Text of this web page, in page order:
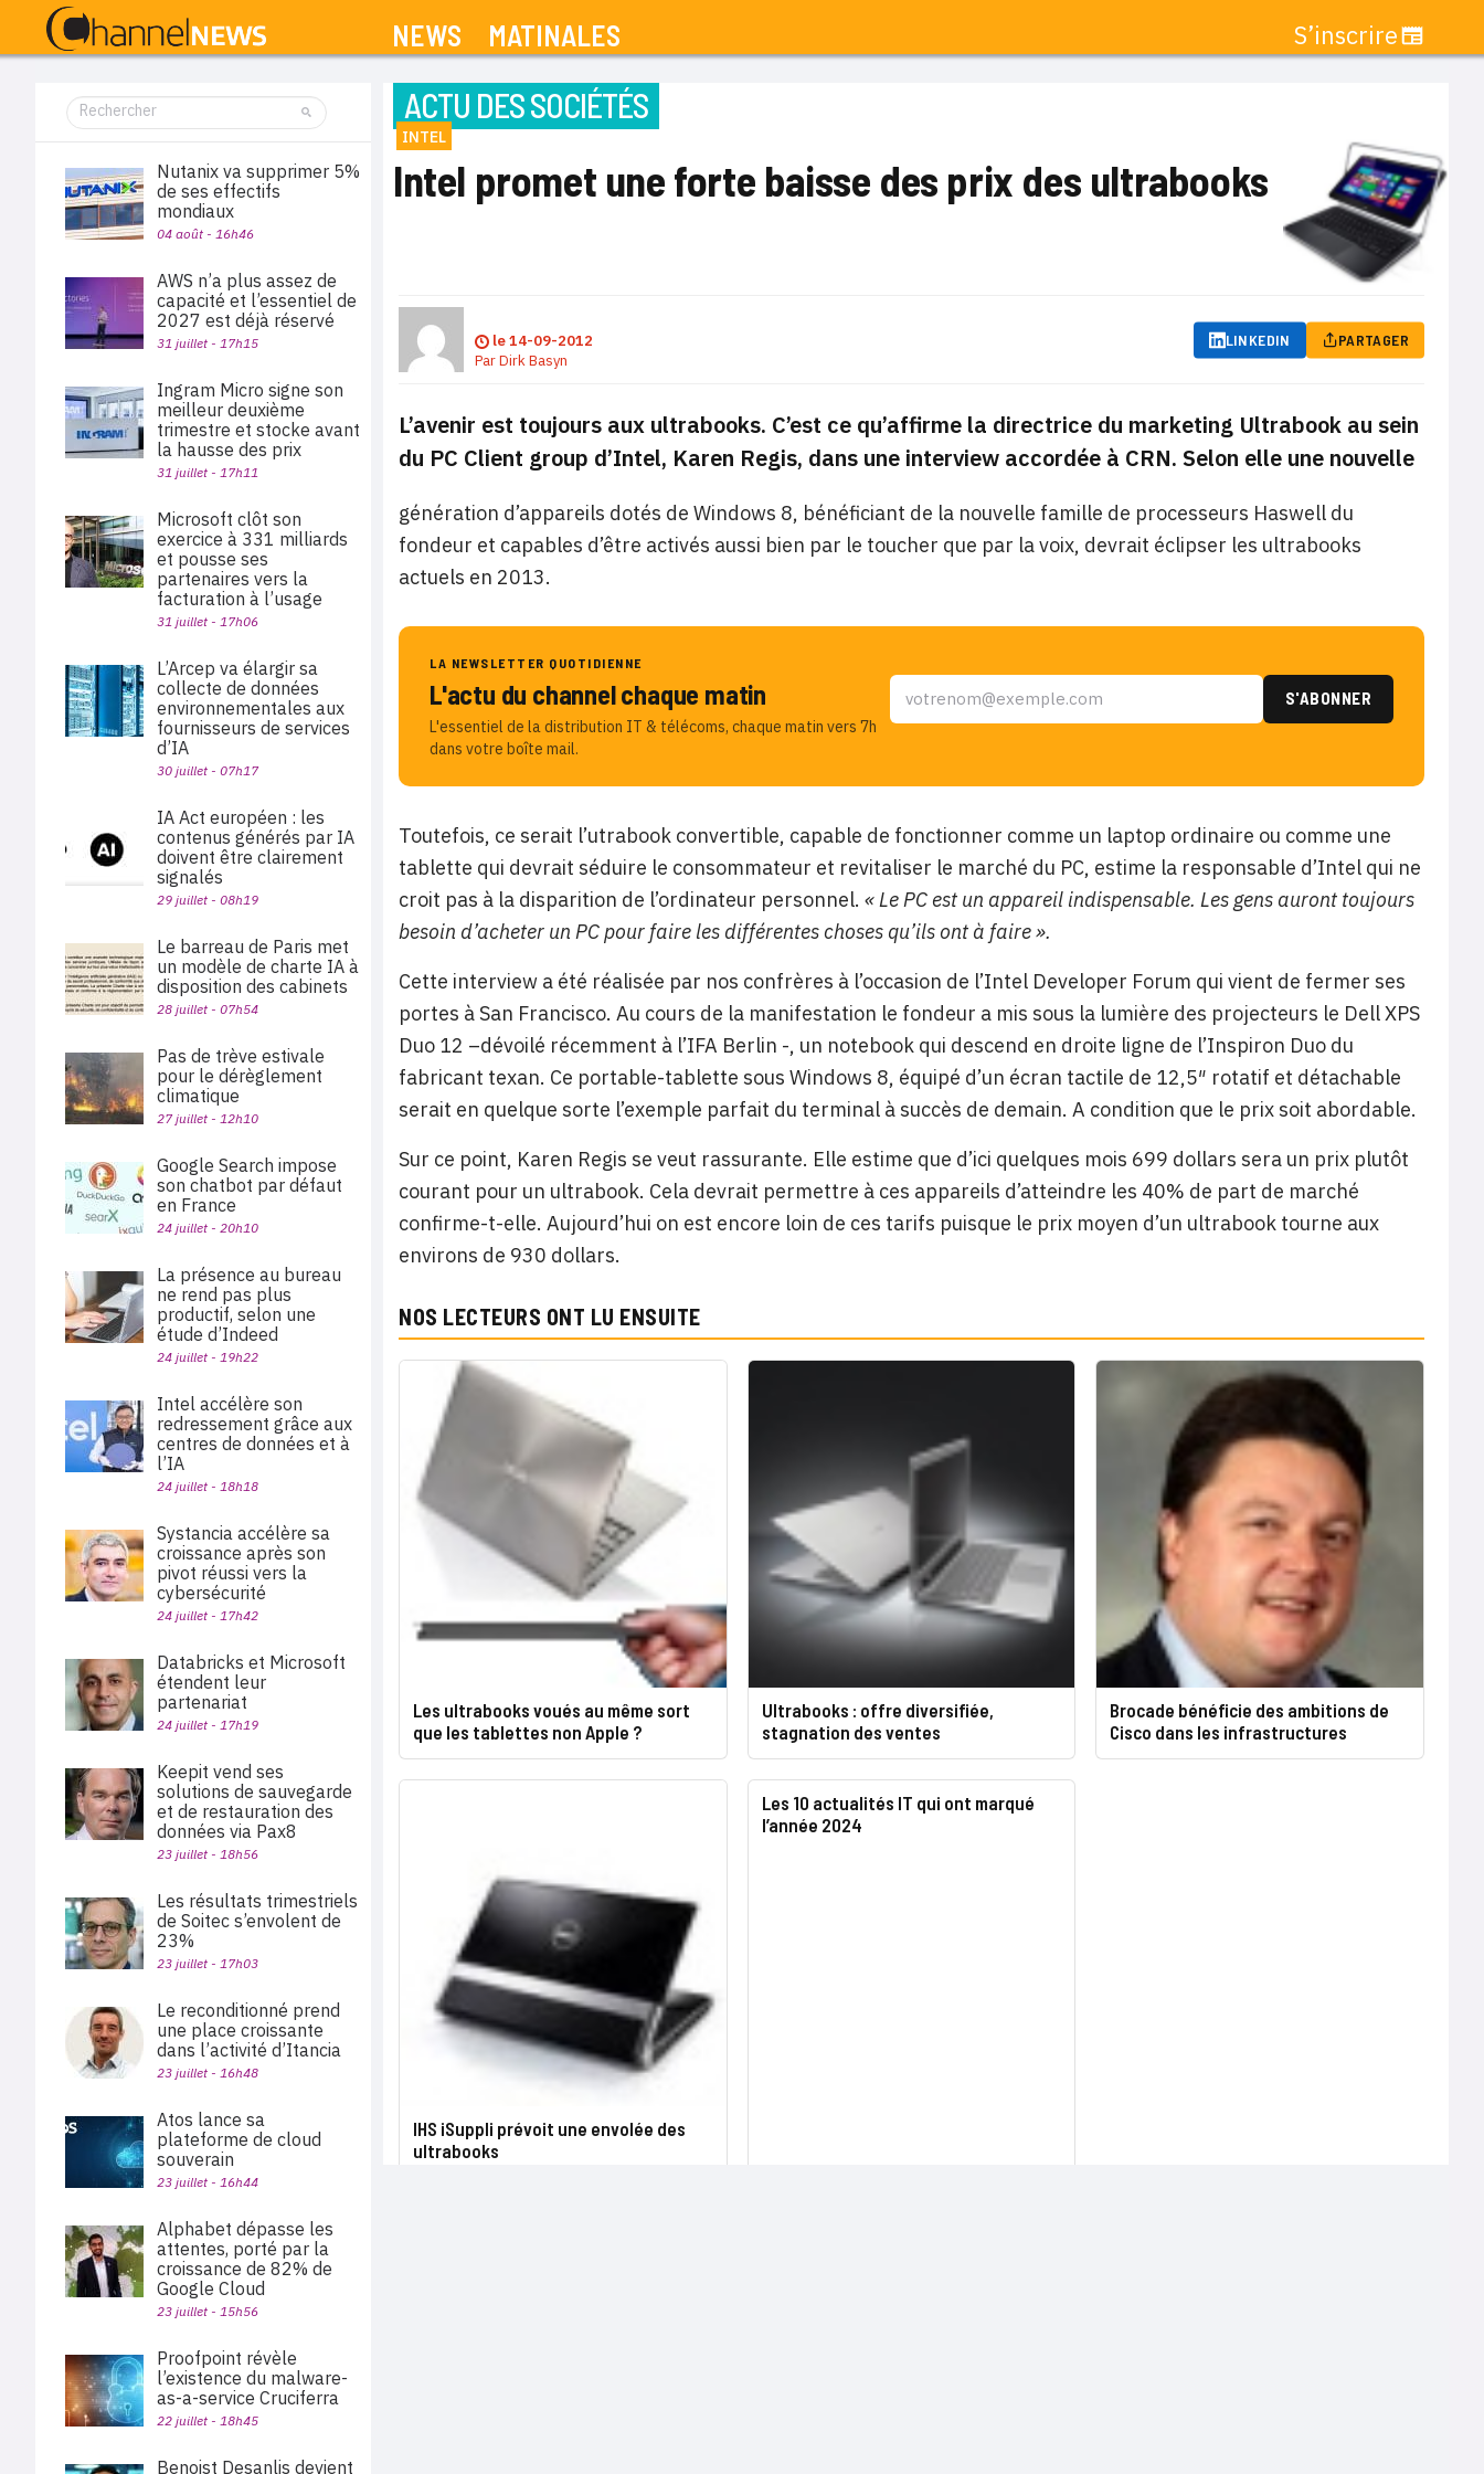
NEWS MATINALES S’inscrire
ACTU DES SOCIÉTÉS
INTEL
Intel promet une forte baisse des prix des ultrabooks
le14-09-2012
ParDirk Basyn
LINKEDIN PARTAGER
L’avenir est toujours aux ultrabooks. C’est ce qu’affirme la directrice du marketing Ultrabook au sein
du PC Client group d’Intel, Karen Regis, dans une interview accordée à CRN. Selon elle une nouvelle
génération d’appareils dotés de Windows 8, bénéficiant de la nouvelle famille de processeurs Haswell du
fondeur et capables d’être activés aussi bien par le toucher que par la voix, devrait éclipser les ultrabooks
actuels en 2013.
LA NEWSLETTER QUOTIDIENNE
L'actu du channel chaque matin
L'essentiel de la distribution IT & télécoms, chaque matin vers 7h
dans votre boîte mail.
Toutefois, ce serait l’utrabook convertible, capable de fonctionner comme un laptop ordinaire ou comme une
tablette qui devrait séduire le consommateur et revitaliser le marché du PC, estime la responsable d’Intel qui ne
croit pas à la disparition de l’ordinateur personnel. « Le PC est un appareil indispensable. Les gens auront toujours
besoin d’acheter un PC pour faire les différentes choses qu’ils ont à faire ».
Cette interview a été réalisée par nos confrères à l’occasion de l’Intel Developer Forum qui vient de fermer ses
portes à San Francisco. Au cours de la manifestation le fondeur a mis sous la lumière des projecteurs le Dell XPS
Duo 12 –dévoilé récemment à l’IFA Berlin -, un notebook qui descend en droite ligne de l’Inspiron Duo du
fabricant texan. Ce portable-tablette sous Windows 8, équipé d’un écran tactile de 12,5″ rotatif et détachable
serait en quelque sorte l’exemple parfait du terminal à succès de demain. A condition que le prix soit abordable.
Sur ce point, Karen Regis se veut rassurante. Elle estime que d’ici quelques mois 699 dollars sera un prix plutôt
courant pour un ultrabook. Cela devrait permettre à ces appareils d’atteindre les 40% de part de marché
confirme-t-elle. Aujourd’hui on est encore loin de ces tarifs puisque le prix moyen d’un ultrabook tourne aux
environs de 930 dollars.
NOS LECTEURS ONT LU ENSUITE
Les ultrabooks voués au même sort
que les tablettes non Apple ?
Ultrabooks : offre diversifiée,
stagnation des ventes
Brocade bénéficie des ambitions de
Cisco dans les infrastructures
IHS iSuppli prévoit une envolée des
ultrabooks
Les 10 actualités IT qui ont marqué
l’année 2024
Nutanix va supprimer 5%
de ses effectifs
mondiaux
04 août - 16h46
AWS n’a plus assez de
capacité et l’essentiel de
2027 est déjà réservé
31 juillet - 17h15
Ingram Micro signe son
meilleur deuxième
trimestre et stocke avant
la hausse des prix
31 juillet - 17h11
Microsoft clôt son
exercice à 331 milliards
et pousse ses
partenaires vers la
facturation à l’usage
31 juillet - 17h06
L’Arcep va élargir sa
collecte de données
environnementales aux
fournisseurs de services
d’IA
30 juillet - 07h17
IA Act européen : les
contenus générés par IA
doivent être clairement
signalés
29 juillet - 08h19
Le barreau de Paris met
un modèle de charte IA à
disposition des cabinets
28 juillet - 07h54
Pas de trève estivale
pour le dérèglement
climatique
27 juillet - 12h10
Google Search impose
son chatbot par défaut
en France
24 juillet - 20h10
La présence au bureau
ne rend pas plus
productif, selon une
étude d’Indeed
24 juillet - 19h22
Intel accélère son
redressement grâce aux
centres de données et à
l’IA
24 juillet - 18h18
Systancia accélère sa
croissance après son
pivot réussi vers la
cybersécurité
24 juillet - 17h42
Databricks et Microsoft
étendent leur
partenariat
24 juillet - 17h19
Keepit vend ses
solutions de sauvegarde
et de restauration des
données via Pax8
23 juillet - 18h56
Les résultats trimestriels
de Soitec s’envolent de
23%
23 juillet - 17h03
Le reconditionné prend
une place croissante
dans l’activité d’Itancia
23 juillet - 16h48
Atos lance sa
plateforme de cloud
souverain
23 juillet - 16h44
Alphabet dépasse les
attentes, porté par la
croissance de 82% de
Google Cloud
23 juillet - 15h56
Proofpoint révèle
l’existence du malware-
as-a-service Cruciferra
22 juillet - 18h45
Benoist Desanlis devient